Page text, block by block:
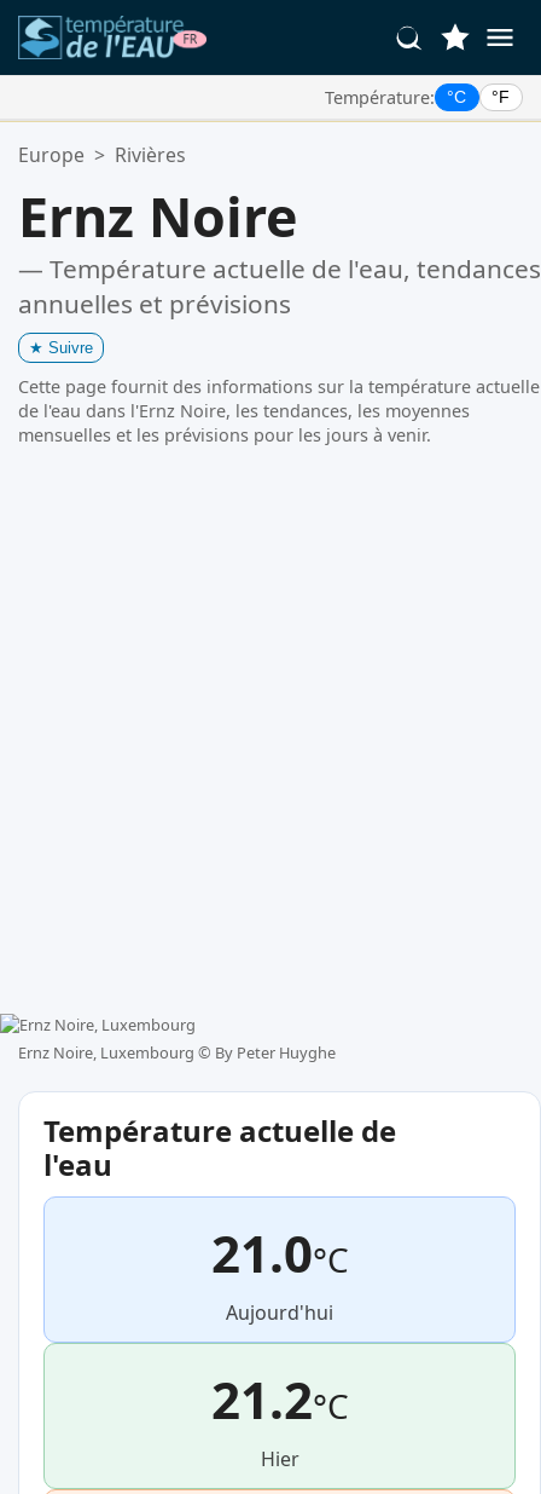
Température: °C °F
Vos Lieux Favoris:
Europe > Rivières
Ernz Noire
— Température actuelle de l'eau, tendances
annuelles et prévisions
★ Suivre
Cette page fournit des informations sur la température actuelle
de l'eau dans l'Ernz Noire, les tendances, les moyennes
mensuelles et les prévisions pour les jours à venir.
Ernz Noire, Luxembourg © By Peter Huyghe
Température actuelle de
l'eau
21.0°C
Aujourd'hui
21.2°C
Hier